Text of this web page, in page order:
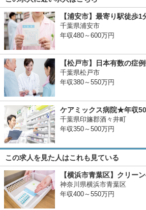
【浦安市】最寄り駅徒歩
千葉県浦安市
年収480～600万円
【松戸市】日本有数の症
千葉県松戸市
年収380～550万円
ケアミックス病院★年収
千葉県印旛郡酒々井町
年収350～500万円
この求人を見た人はこれも見ている
【横浜市青葉区】クリー
神奈川県横浜市青葉区
年収400～550万円